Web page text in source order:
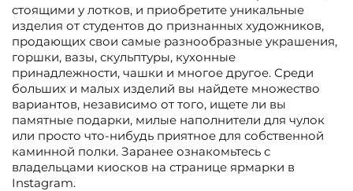
стоящими у лотков, и приобретите уникальные
изделия от студентов до признанных художников,
продающих свои самые разнообразные украшения,
горшки, вазы, скульптуры, кухонные
принадлежности, чашки и многое другое. Среди
больших и малых изделий вы найдете множество
вариантов, независимо от того, ищете ли вы
памятные подарки, милые наполнители для чулок
или просто что-нибудь приятное для собственной
каминной полки. Заранее ознакомьтесь с
владельцами киосков на странице ярмарки в
Instagram.